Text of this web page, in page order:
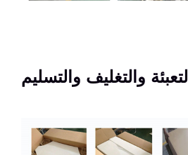
التعبئة والتغليف والتسليم